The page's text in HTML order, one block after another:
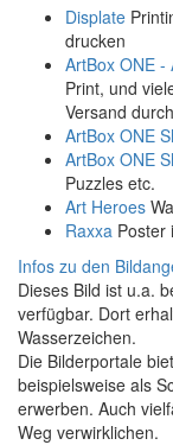
Displate
drucken
ArtBox ONE -
Print, und
Versand
ArtBox ONE
ArtBox ONE
Puzzles etc.
Art Heroes
Raxxa Poster
Infos zu den
Dieses Bild ist u.a.
verfügbar. Dort
Wasserzeichen.
Die Bilderportale
beispielsweise als
erwerben. Auch
Weg verwirklichen.